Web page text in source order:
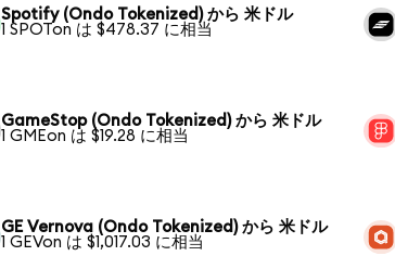
Spotify (Ondo Tokenized) から 米ドル
1 SPOTon は $478.37 に相当
GameStop (Ondo Tokenized) から 米ドル
1 GMEon は $19.28 に相当
GE Vernova (Ondo Tokenized) から 米ドル
1 GEVon は $1,017.03 に相当